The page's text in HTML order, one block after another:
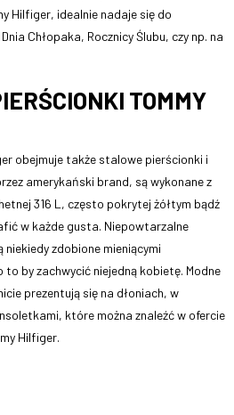
Hilfiger, idealnie nadaje się do
Chłopaka, Rocznicy Ślubu, czy np. na
TOMMY
obejmuje także stalowe pierścionki i
amerykański brand, są wykonane z
316 L, często pokrytej żółtym bądź
w każde gusta. Niepowtarzalne
zdobione mieniącymi
by zachwycić niejedną kobietę. Modne
prezentują się na dłoniach, w
które można znaleźć w ofercie
Hilfiger.